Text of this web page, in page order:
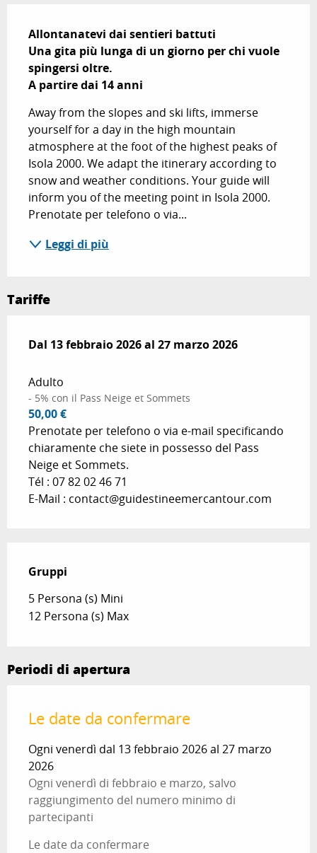
Allontanatevi dai sentieri battuti
Una gita più lunga di un giorno per chi vuole
spingersi oltre.
A partire dai 14 anni
Away from the slopes and ski lifts, immerse
yourself for a day in the high mountain
atmosphere at the foot of the highest peaks of
Isola 2000. We adapt the itinerary according to
snow and weather conditions. Your guide will
inform you of the meeting point in Isola 2000.
Prenotate per telefono o via...
Leggi di più
Tariffe
Dal 13 febbraio 2026al 27 marzo 2026
Dal 13 febbraio 2026al 27 marzo 2026
Adulto
- 5% con il Pass Neige et Sommets
50,00 €
Prenotate per telefono o via e-mail specificando
chiaramente che siete in possesso del Pass
Neige et Sommets.
Tél : 07 82 02 46 71
E-Mail : contact@guidestineemercantour.com
Gruppi
Gruppi
5 Persona (s) Mini
12 Persona (s) Max
Periodi di apertura
Le date da confermare
Ogni venerdì dal 13 febbraio 2026 al 27 marzo
2026
Ogni venerdì di febbraio e marzo, salvo
raggiungimento del numero minimo di
partecipanti
Le date da confermare